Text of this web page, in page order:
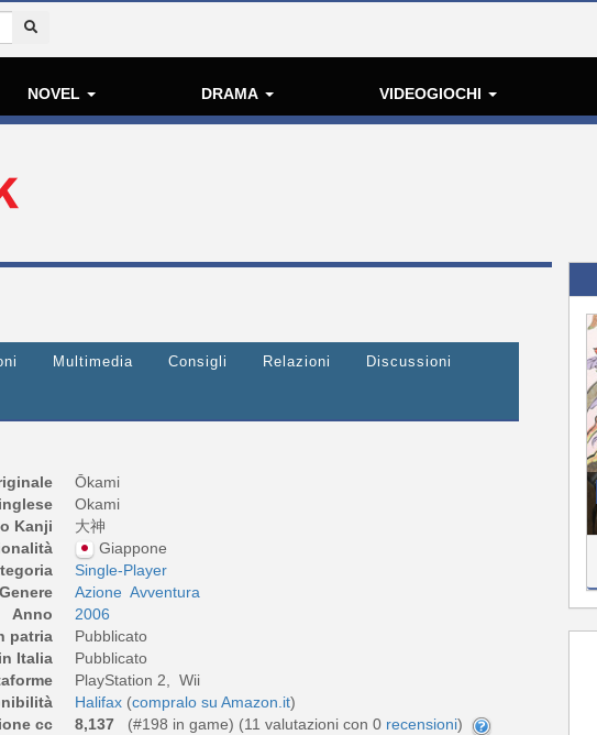
NOVEL DRAMA VIDEOGIOCHI
Multimedia Consigli Relazioni Discussioni
Ōkami
Okami
Kanji
大神
Giappone
Single-Player
Genere
Azione Avventura
Anno
2006
patria
Pubblicato
Italia
Pubblicato
PlayStation 2, Wii
Halifax (compralo su Amazon.it)
cc
8,137 (#198 in game) (11 valutazioni con 0 recensioni)